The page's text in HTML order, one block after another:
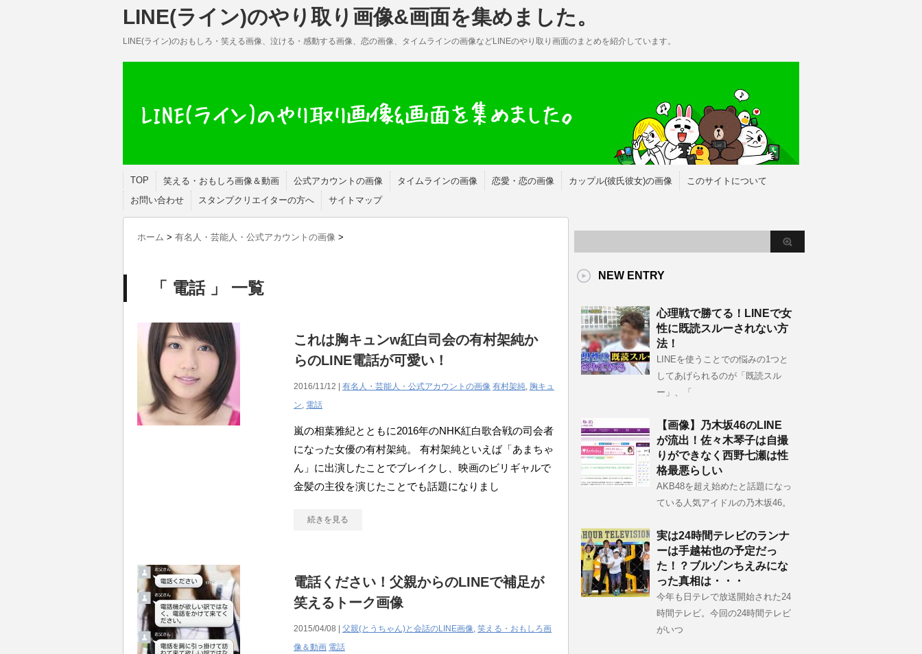
LINE(ライン)のやり取り画像&画面を集めました。
LINE(ライン)のおもしろ・笑える画像、泣ける・感動する画像、恋の画像、タイムラインの画像などLINEのやり取り画面のまとめを紹介しています。
TOP 笑える・おもしろ画像＆動画 公式アカウントの画像 タイムラインの画像 恋愛・恋の画像 カップル(彼氏彼女)の画像
このサイトについて
お問い合わせ
スタンプクリエイターの方へ サイトマップ
ホーム > 有名人・芸能人・公式アカウントの画像 >
「 電話 」 一覧
これは胸キュンw紅白司会の有村架純か
らのLINE電話が可愛い！
2016/11/12 | 有名人・芸能人・公式アカウントの画像 有村架純, 胸キュ
ン, 電話
嵐の相葉雅紀とともに2016年のNHK紅白歌合戦の司会者
になった女優の有村架純。 有村架純といえば「あまちゃ
ん」に出演したことでブレイクし、映画のビリギャルで
金髪の主役を演じたことでも話題になりまし
続きを見る
電話ください！父親からのLINEで補足が
笑えるトーク画像
2015/04/08 | 父親(とうちゃん)と会話のLINE画像, 笑える・おもしろ画
像＆動画 電話
NEW ENTRY
心理戦で勝てる！LINEで女
性に既読スルーされない方
法！
LINEを使うことでの悩みの1つと
してあげられるのが「既読スル
ー」、「
【画像】乃木坂46のLINE
が流出！佐々木琴子は自撮
りができなく西野七瀬は性
格最悪らしい
AKB48を超え始めたと話題になっ
ている人気アイドルの乃木坂46。
実は24時間テレビのランナ
ーは手越祐也の予定だっ
た！？ブルゾンちえみにな
った真相は・・・
今年も日テレで放送開始された24
時間テレビ。今回の24時間テレビ
がいつ